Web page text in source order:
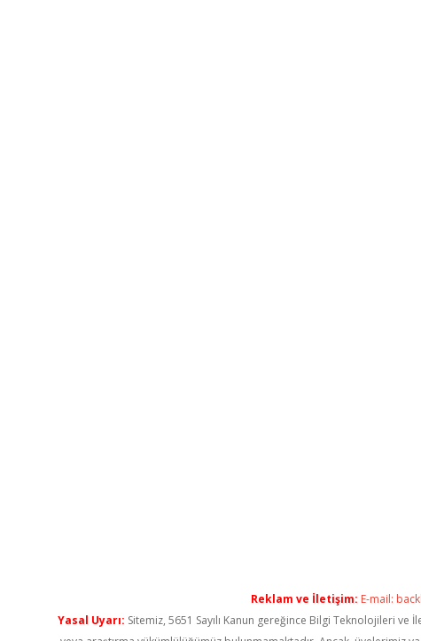
Reklam ve İletişim: E-mail:
Yasal Uyarı: Sitemiz, 5651 Sayılı Kanun gereğince Bilgi Teknolojileri